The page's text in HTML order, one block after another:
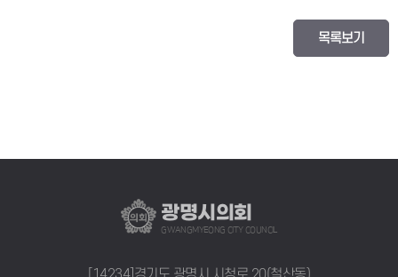
목록보기
광명시의회
GWANGMYEONG CITY COUNCIL